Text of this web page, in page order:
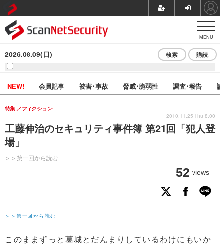
MENU
2026.08.09(日) 検索 購読
NEW! 会員記事 被害･事故 脅威･脆弱性 調査･報告
工藤伸治のセキュリティ事件簿 第21回「犯人登
場」
＞＞第一回から読む
特集 フィクション
52 views
2010.11.25 Thu 8:00
＞＞第一回から読む
このままずっと葛城とだんまりしているわけにもいか